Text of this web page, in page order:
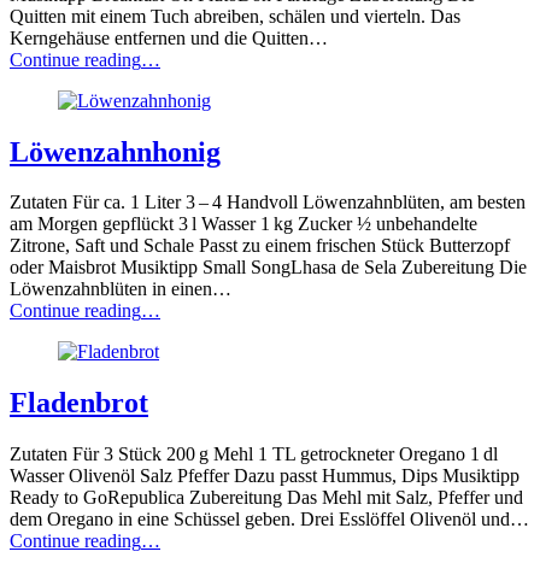
Quitten mit einem Tuch abreiben, schälen und vierteln. Das
Kerngehäuse entfernen und die Quitten…
Continue reading“Quitten-
…
Löwenzahnhonig
Zutaten Für ca. 1 Liter 3 – 4 Handvoll Löwenzahnblüten, am besten
am Morgen gepflückt 3 l Wasser 1 kg Zucker ½ unbehandelte
Zitrone, Saft und Schale Passt zu einem frischen Stück Butterzopf
oder Maisbrot Musiktipp Small SongLhasa de Sela Zubereitung Die
Löwenzahnblüten in einen…
Continue reading“Löwenzahnhonig”
…
Fladenbrot
Zutaten Für 3 Stück 200 g Mehl 1 TL getrockneter Oregano 1 dl
Wasser Olivenöl Salz Pfeffer Dazu passt Hummus, Dips Musiktipp
Ready to GoRepublica Zubereitung Das Mehl mit Salz, Pfeffer und
dem Oregano in eine Schüssel geben. Drei Esslöffel Olivenöl und…
Continue reading“Fladenbrot”
…